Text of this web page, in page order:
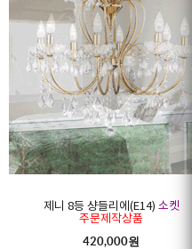
제니 8등 샹들리에(E14) 소켓
주문제작상품
420,000원